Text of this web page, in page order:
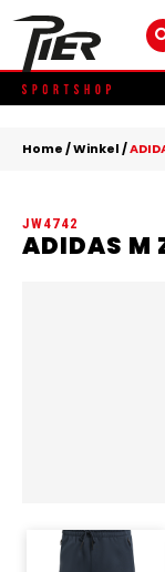
Skip
to
SCHOENEN
KLEDING
KINDEREN
Home/Winkel/
JW4742
ADIDAS M